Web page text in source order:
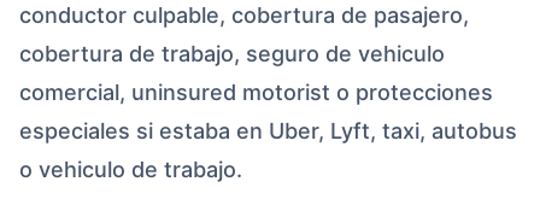
conductor culpable, cobertura de pasajero,
cobertura de trabajo, seguro de vehiculo
comercial, uninsured motorist o protecciones
especiales si estaba en Uber, Lyft, taxi, autobus
o vehiculo de trabajo.